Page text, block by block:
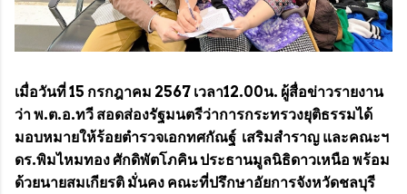
เมื่อวันที่ 15 กรกฎาคม 2567 เวลา12.00น. ผู้สื่อข่าวรายงาน
ว่า พ.ต.อ.ทวี สอดส่องรัฐมนตรีว่าการกระทรวงยุติธรรมได้
มอบหมายให้ร้อยตำรวจเอกทศกัณฐ์ เสริมสำราญ และคณะฯ
ดร.พิมไหมทอง ศักดิพัตโภคิน ประธานมูลนิธิดาวเหนือ พร้อม
ด้วยนายสมเกียรติ มั่นคง คณะที่ปรึกษาอัยการจังหวัดชลบุรี